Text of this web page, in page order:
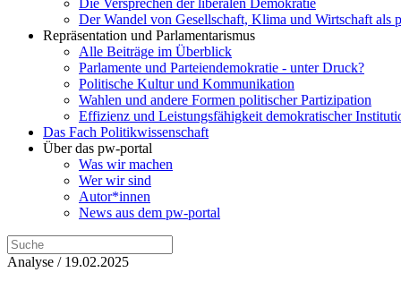
Die Versprechen der liberalen Demokratie
Der Wandel von Gesellschaft, Klima und Wirtschaft als
Repräsentation und Parlamentarismus
Alle Beiträge im Überblick
Parlamente und Parteiendemokratie - unter Druck?
Politische Kultur und Kommunikation
Wahlen und andere Formen politischer Partizipation
Effizienz und Leistungsfähigkeit demokratischer
Das Fach Politikwissenschaft
Über das pw-portal
Was wir machen
Wer wir sind
Autor*innen
News aus dem pw-portal
Analyse / 19.02.2025